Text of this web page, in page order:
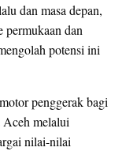
dan masa depan,
permukaan dan
potensi ini
penggerak bagi
Aceh melalui
nilai-nilai